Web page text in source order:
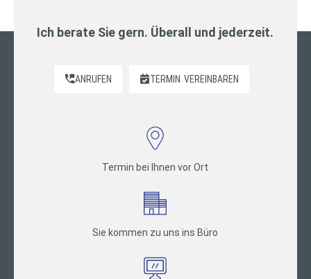
Ich berate Sie gern. Überall und jederzeit.
ANRUFEN TERMIN VEREINBAREN
Termin bei Ihnen vor Ort
Sie kommen zu uns ins Büro